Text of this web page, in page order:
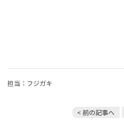
担当：フジガキ
< 前の記事へ